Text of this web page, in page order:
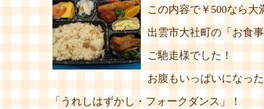
この内容で￥500なら大
出雲市大社町の「お食
ご馳走様でした！
お腹もいっぱいになっ
「うれしはずかし・フォークダンス」！